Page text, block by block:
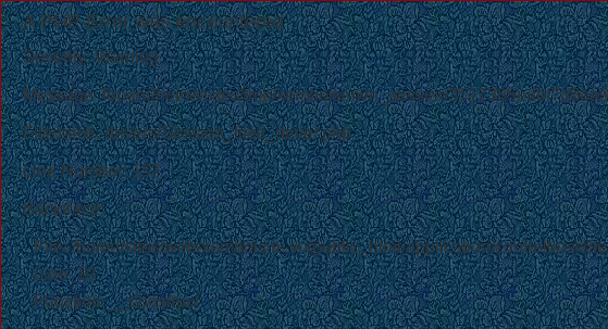
A PHP Error was encountered
Severity: Warning
Message: fopen(/home/sites/tmp/
Filename: drivers/Session_files_driver.php
Line Number: 157
Backtrace:
File: /home/sites/web/xemboisim.vn/public_html/application/controllers/
Line: 10
Function: __construct